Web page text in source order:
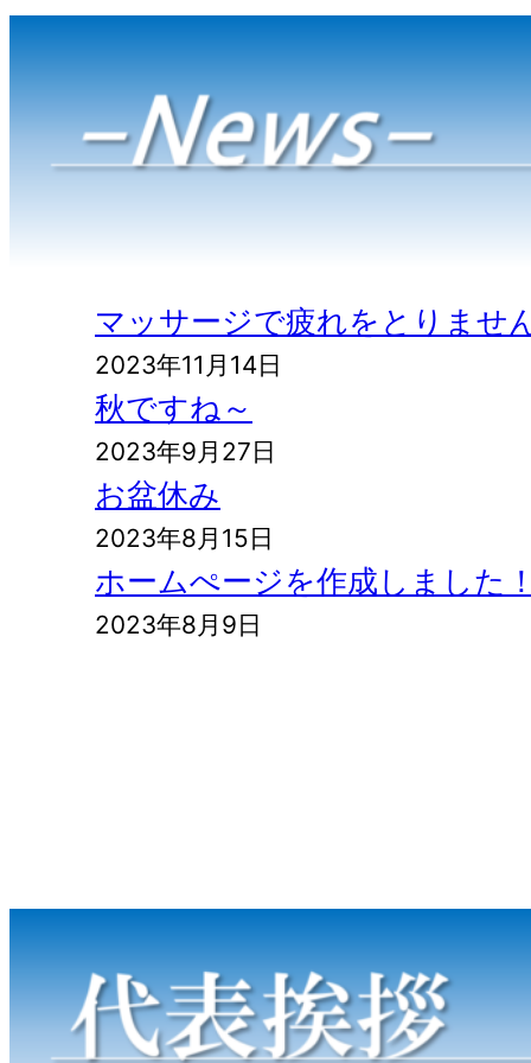
マッサージで疲れをとりませ
2023年11月14日
秋ですね～
2023年9月27日
お盆休み
2023年8月15日
ホームぺージを作成しました
2023年8月9日